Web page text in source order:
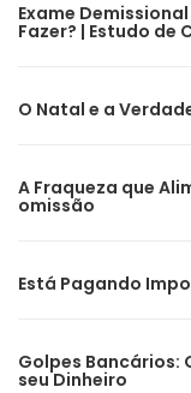
Exame
Fazer? | Estudo de
O Natal e a
A Fraqueza que
omissão
Está Pagando
Golpes Bancários:
seu Dinheiro